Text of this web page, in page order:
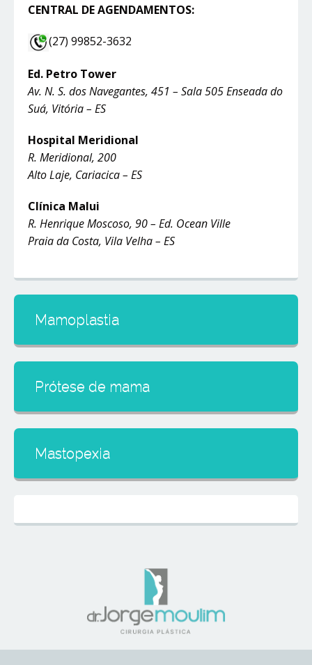
CENTRAL DE AGENDAMENTOS:
(27) 99852-3632
Ed. Petro Tower
Av. N. S. dos Navegantes, 451 – Sala 505 Enseada do
Suá, Vitória – ES
Hospital Meridional
R. Meridional, 200
Alto Laje, Cariacica – ES
Clínica Malui
R. Henrique Moscoso, 90 – Ed. Ocean Ville
Praia da Costa, Vila Velha – ES
Mamoplastia
Prótese de mama
Mastopexia